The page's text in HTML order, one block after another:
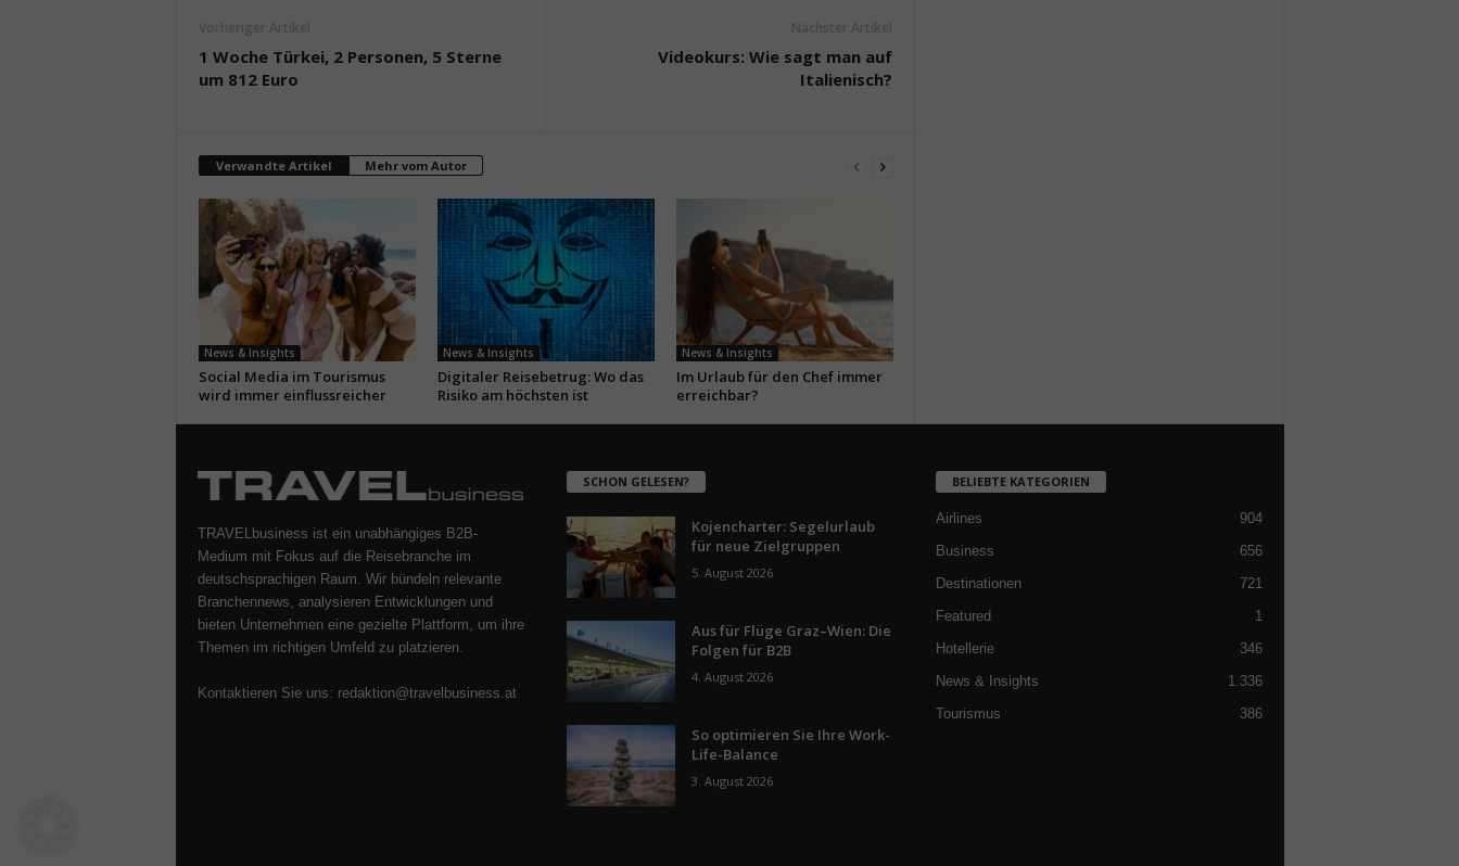
1 Woche Türkei, 2 Personen, 5 Sterne
um 812 Euro
Videokurs: Wie sagt man auf
Italienisch?
Verwandte Artikel Mehr vom Autor
News & Insights
Social Media im Tourismus
wird immer einflussreicher
News & Insights
Digitaler Reisebetrug: Wo das
Risiko am höchsten ist
News & Insights
Im Urlaub für den Chef immer
erreichbar?
TRAVELbusiness ist ein unabhängiges B2B-
Medium mit Fokus auf die Reisebranche im
deutschsprachigen Raum. Wir bündeln relevante
Branchennews, analysieren Entwicklungen und
bieten Unternehmen eine gezielte Plattform, um ihre
Themen im richtigen Umfeld zu platzieren.
Kontaktieren Sie uns: redaktion@travelbusiness.at
SCHON GELESEN?
Kojencharter: Segelurlaub
für neue Zielgruppen
5. August 2026
Aus für Flüge Graz–Wien: Die
Folgen für B2B
4. August 2026
So optimieren Sie Ihre Work-
Life-Balance
3. August 2026
BELIEBTE KATEGORIEN
Airlines
904
Business
656
Destinationen
721
Featured
1
Hotellerie
346
News & Insights
1.336
Tourismus
386